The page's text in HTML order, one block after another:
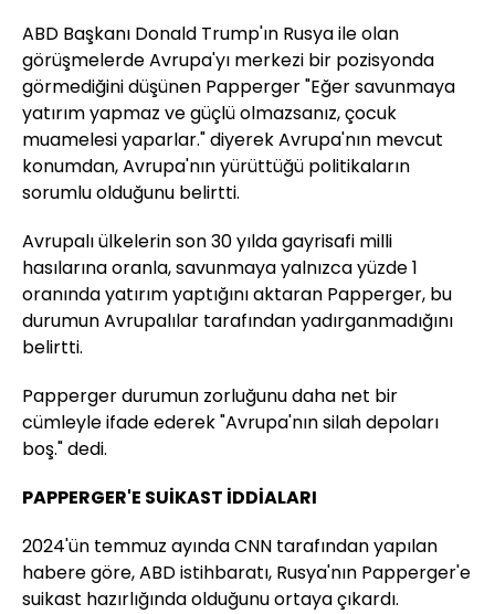
ABD Başkanı Donald Trump'ın Rusya ile olan
görüşmelerde Avrupa'yı merkezi bir pozisyonda
görmediğini düşünen Papperger "Eğer savunmaya
yatırım yapmaz ve güçlü olmazsanız, çocuk
muamelesi yaparlar." diyerek Avrupa'nın mevcut
konumdan, Avrupa'nın yürüttüğü politikaların
sorumlu olduğunu belirtti.
Avrupalı ülkelerin son 30 yılda gayrisafi milli
hasılarına oranla, savunmaya yalnızca yüzde 1
oranında yatırım yaptığını aktaran Papperger, bu
durumun Avrupalılar tarafından yadırganmadığını
belirtti.
Papperger durumun zorluğunu daha net bir
cümleyle ifade ederek "Avrupa'nın silah depoları
boş." dedi.
PAPPERGER'E SUİKAST İDDİALARI
2024'ün temmuz ayında CNN tarafından yapılan
habere göre, ABD istihbaratı, Rusya'nın Papperger'e
suikast hazırlığında olduğunu ortaya çıkardı.